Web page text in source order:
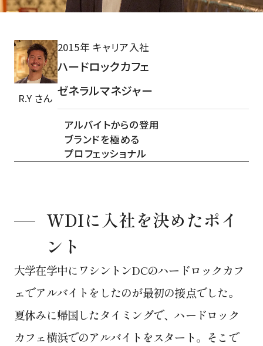
R.Y さん
2015年 キャリア入社
ハードロックカフェ
ゼネラルマネジャー
アルバイトからの登用
ブランドを極める
プロフェッショナル
WDIに入社を決めたポイ
ント
大学在学中にワシントンDCのハードロックカフ
ェでアルバイトをしたのが最初の接点でした。
夏休みに帰国したタイミングで、ハードロック
カフェ横浜でのアルバイトをスタート。そこで